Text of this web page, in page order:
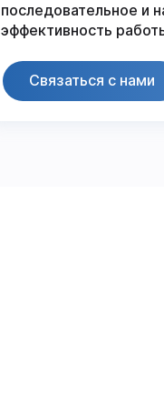
последовательное и
эффективность
Связаться с нами